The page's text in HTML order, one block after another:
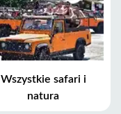
Wszystkie safari i
natura